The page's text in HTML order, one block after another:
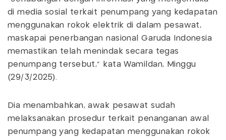
di media sosial terkait penumpang yang kedapatan
menggunakan rokok elektrik di dalam pesawat,
maskapai penerbangan nasional Garuda Indonesia
memastikan telah menindak secara tegas
penumpang tersebut,” kata Wamildan, Minggu
(29/3/2025).
Dia menambahkan, awak pesawat sudah
melaksanakan prosedur terkait penanganan awal
penumpang yang kedapatan menggunakan rokok